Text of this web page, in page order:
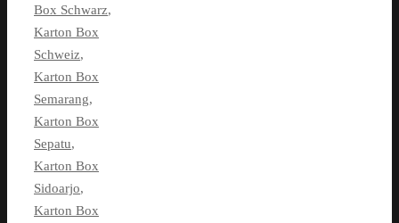
Box Schwarz,
Karton Box
Schweiz,
Karton Box
Semarang,
Karton Box
Sepatu,
Karton Box
Sidoarjo,
Karton Box